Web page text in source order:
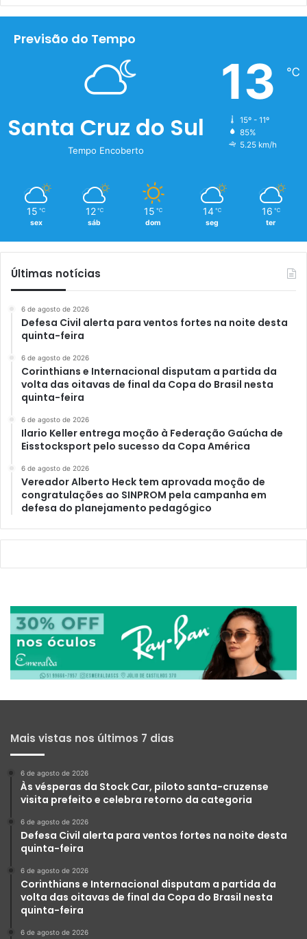
Previsão do Tempo
Santa Cruz do Sul
Tempo Encoberto
13 ℃
15º - 11º
85%
5.25 km/h
15 ℃
sex
12 ℃
sáb
15 ℃
dom
14 ℃
seg
16 ℃
ter
Últimas notícias
6 de agosto de 2026
Defesa Civil alerta para ventos fortes na noite desta
quinta-feira
6 de agosto de 2026
Corinthians e Internacional disputam a partida da
volta das oitavas de final da Copa do Brasil nesta
quinta-feira
6 de agosto de 2026
Ilario Keller entrega moção à Federação Gaúcha de
Eisstocksport pelo sucesso da Copa América
6 de agosto de 2026
Vereador Alberto Heck tem aprovada moção de
congratulações ao SINPROM pela campanha em
defesa do planejamento pedagógico
Mais vistas nos últimos 7 dias
6 de agosto de 2026
Às vésperas da Stock Car, piloto santa-cruzense
visita prefeito e celebra retorno da categoria
6 de agosto de 2026
Defesa Civil alerta para ventos fortes na noite desta
quinta-feira
6 de agosto de 2026
Corinthians e Internacional disputam a partida da
volta das oitavas de final da Copa do Brasil nesta
quinta-feira
6 de agosto de 2026